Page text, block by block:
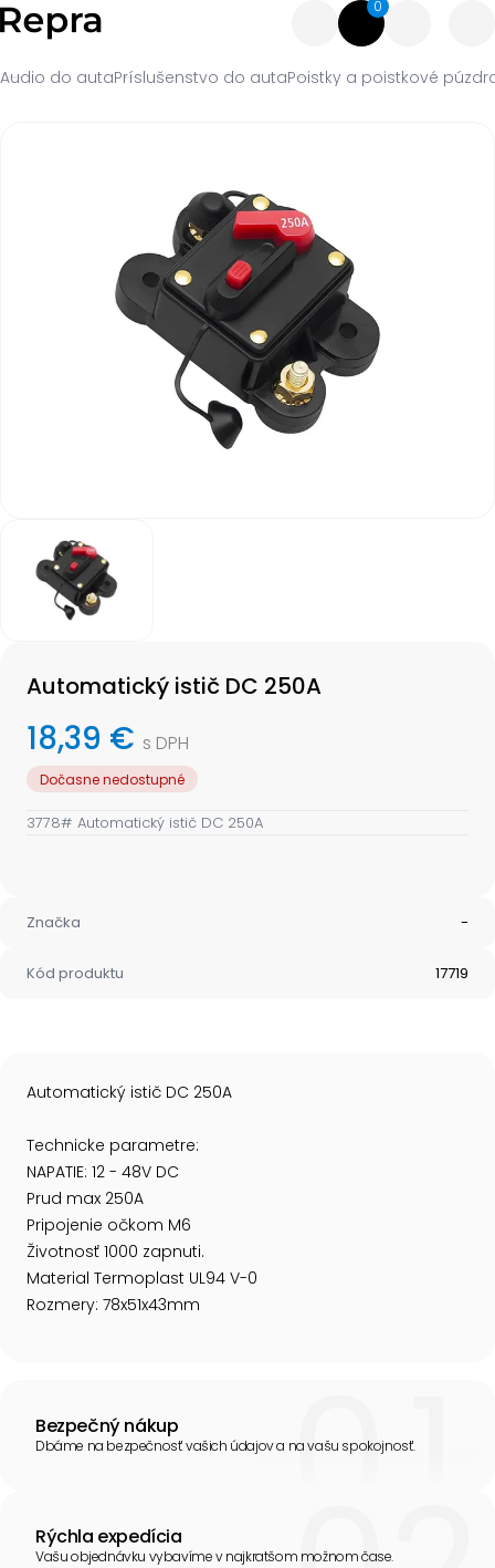
0
Audio do autaPríslušenstvo do autaPoistky a poistkové
Automatický istič DC 250A
18,39 € s DPH
Dočasne nedostupné
3778# Automatický istič DC 250A
Značka -
Kód produktu 17719
Automatický istič DC 250A
Technicke parametre:
NAPATIE: 12 - 48V DC
Prud max 250A
Pripojenie očkom M6
Životnosť 1000 zapnuti.
Material Termoplast UL94 V-0
Rozmery: 78x51x43mm
Bezpečný nákup
Dbáme na bezpečnosť vašich údajov a na vašu spokojnosť.
Rýchla expedícia
Vašu objednávku vybavíme v najkratšom možnom čase.